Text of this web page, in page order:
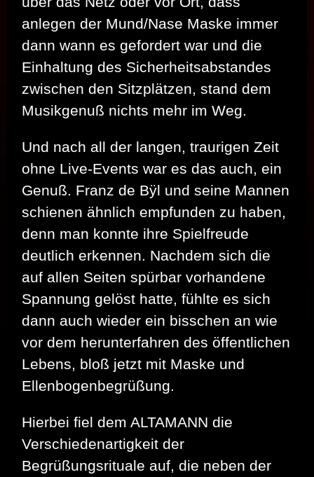
anlegen der Mund/Nase Maske immer
dann wann es gefordert war und die
Einhaltung des Sicherheitsabstandes
zwischen den Sitzplätzen, stand dem
Musikgenuß nichts mehr im Weg.
Und nach all der langen, traurigen Zeit
ohne Live-Events war es das auch, ein
Genuß. Franz de Bÿl und seine Mannen
schienen ähnlich empfunden zu haben,
denn man konnte ihre Spielfreude
deutlich erkennen. Nachdem sich die
auf allen Seiten spürbar vorhandene
Spannung gelöst hatte, fühlte es sich
dann auch wieder ein bisschen an wie
vor dem herunterfahren des öffentlichen
Lebens, bloß jetzt mit Maske und
Ellenbogenbegrüßung.
Hierbei fiel dem ALTAMANN die
Verschiedenartigkeit der
Begrüßungsrituale auf, die neben der